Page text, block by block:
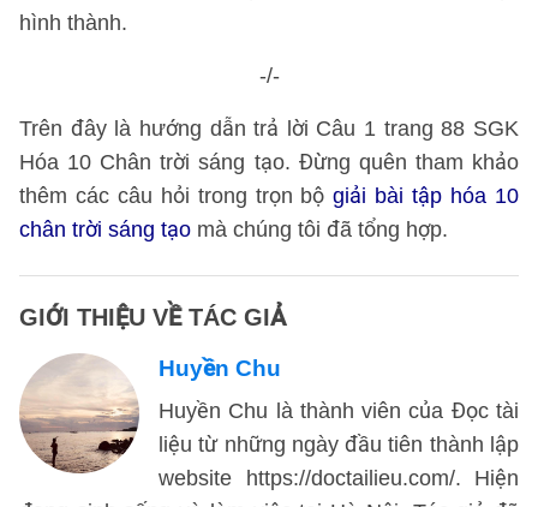
hình thành.
-/-
Trên đây là hướng dẫn trả lời Câu 1 trang 88 SGK
Hóa 10 Chân trời sáng tạo. Đừng quên tham khảo
thêm các câu hỏi trong trọn bộgiải bài tập hóa 10
chân trời sáng tạo mà chúng tôi đã tổng hợp.
GIỚI THIỆU VỀ TÁC GIẢ
Huyền Chu
Huyền Chu là thành viên của Đọc tài
liệu từ những ngày đầu tiên thành lập
website https://doctailieu.com/. Hiện